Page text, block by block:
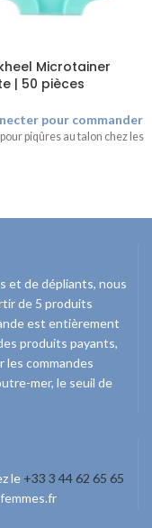
Microtainer
| 50 pièces
pour commander
piqûres au talon chez les
et de dépliants, nous
de 5 produits
est entièrement
produits payants,
les commandes
mer, le seuil de
le +33 3 44 62 65 65